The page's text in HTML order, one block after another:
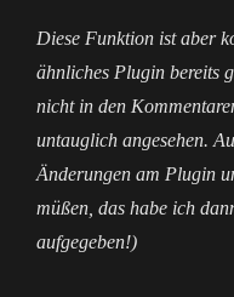
Diese Funktion ist aber
ähnliches Plugin bereits
nicht in den
untauglich angesehen.
Änderungen am Plugin
müßen, das habe ich
aufgegeben!)